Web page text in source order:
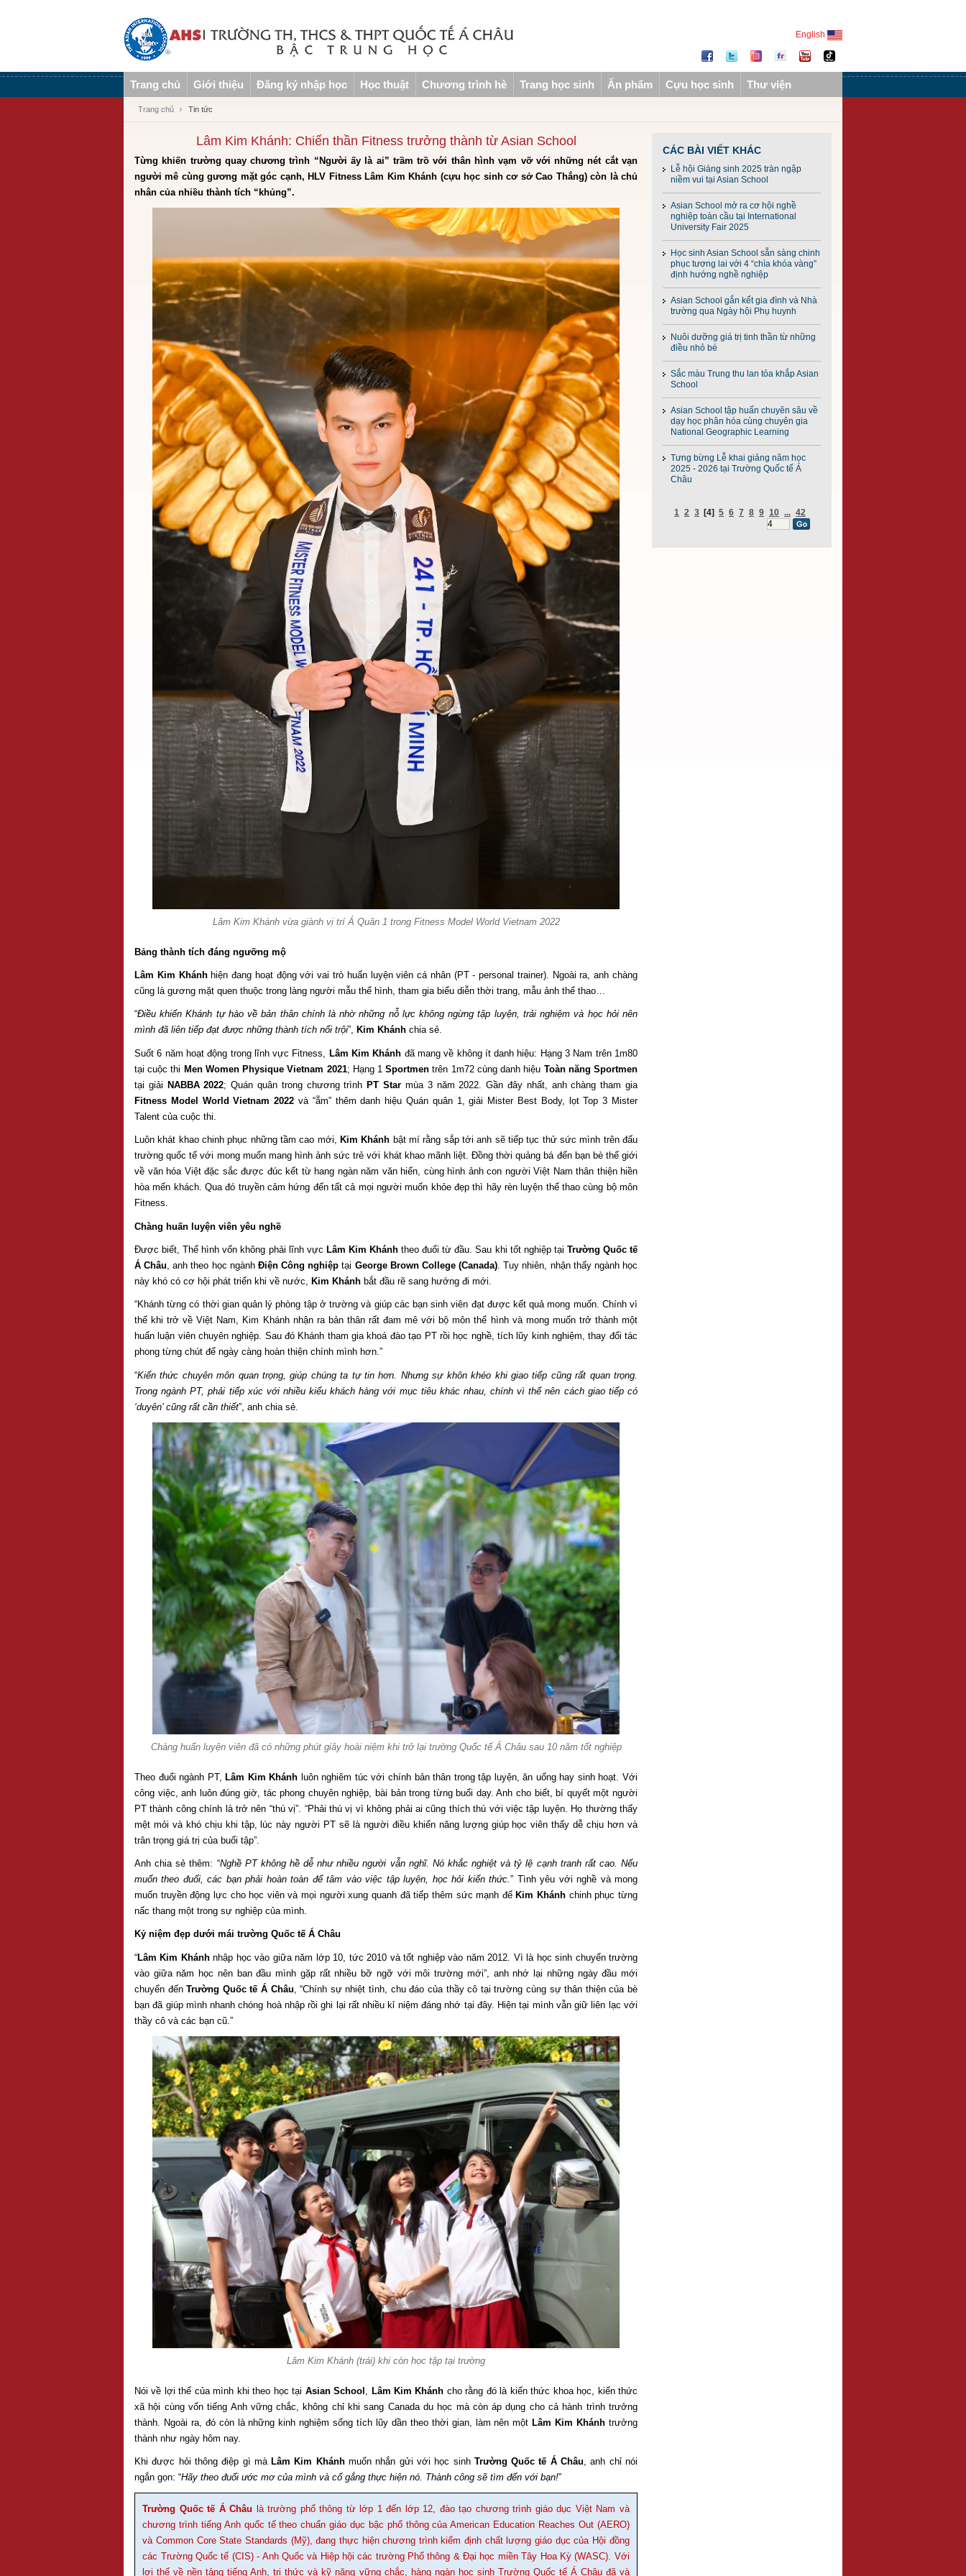
English
Trang chủ Giới thiệu Đăng ký nhập học Học thuật Chương trình hè Trang học sinh Ấn phẩm Cựu học sinh Thư viện
Trang chủ Tin tức
Lâm Kim Khánh: Chiến thần Fitness trưởng thành từ Asian School
Từng khiến trường quay chương trình “Người ấy là ai” trầm trồ với thân hình vạm vỡ với những nét cắt vạn
người mê cùng gương mặt góc cạnh, HLV Fitness Lâm Kim Khánh (cựu học sinh cơ sở Cao Thắng) còn là chủ
nhân của nhiều thành tích “khủng”.
Lâm Kim Khánh vừa giành vị trí Á Quân 1 trong Fitness Model World Vietnam 2022
Bảng thành tích đáng ngưỡng mộ
Lâm Kim Khánhhiện đang hoạt động với vai trò huấn luyện viên cá nhân (PT - personal trainer). Ngoài ra, anh chàng
cũng là gương mặt quen thuộc trong làng người mẫu thể hình, tham gia biểu diễn thời trang, mẫu ảnh thể thao…
“Điều khiến Khánh tự hào về bản thân chính là nhờ những nỗ lực không ngừng tập luyện, trải nghiệm và học hỏi nên
mình đã liên tiếp đạt được những thành tích nổi trội”, Kim Khánh chia sẻ.
Suốt 6 năm hoạt động trong lĩnh vực Fitness, Lâm Kim Khánh đã mang về không ít danh hiệu: Hạng 3 Nam trên 1m80
tại cuộc thi Men Women Physique Vietnam 2021; Hạng 1Sportmen trên 1m72 cùng danh hiệu Toàn năng Sportmen
tại giải NABBA 2022; Quán quân trong chương trình PT Star mùa 3 năm 2022. Gần đây nhất, anh chàng tham gia
Fitness Model World Vietnam 2022 và “ẵm” thêm danh hiệu Quán quân 1, giải Mister Best Body, lọt Top 3 Mister
Talent của cuộc thi.
Luôn khát khao chinh phục những tầm cao mới, Kim Khánh bật mí rằng sắp tới anh sẽ tiếp tục thử sức mình trên đấu
trường quốc tế với mong muốn mang hình ảnh sức trẻ với khát khao mãnh liệt. Đồng thời quảng bá đến bạn bè thế giới
về văn hóa Việt đặc sắc được đúc kết từ hang ngàn năm văn hiến, cùng hình ảnh con người Việt Nam thân thiện hiền
hòa mến khách. Qua đó truyền cảm hứng đến tất cả mọi người muốn khỏe đẹp thì hãy rèn luyện thể thao cùng bộ môn
Fitness.
Chàng huấn luyện viên yêu nghề
Được biết, Thể hình vốn không phải lĩnh vực Lâm Kim Khánhtheo đuổi từ đầu. Sau khi tốt nghiệp tại Trường Quốc tế
Á Châu , anh theo học ngành Điện Công nghiệp tại George Brown College (Canada) . Tuy nhiên, nhận thấy ngành học
này khó có cơ hội phát triển khi về nước,
Kim Khánh bắt đầu rẽ sang hướng đi mới.
“Khánh từng có thời gian quản lý phòng tập ở trường và giúp các bạn sinh viên đạt được kết quả mong muốn. Chính vì
thế khi trở về Việt Nam, Kim Khánh nhận ra bản thân rất đam mê với bộ môn thể hình và mong muốn trở thành một
huấn luận viên chuyên nghiệp. Sau đó Khánh tham gia khoá đào tạo PT rồi học nghề, tích lũy kinh nghiệm, thay đổi tác
phong từng chút để ngày càng hoàn thiện chính mình hơn.”
“Kiến thức chuyên môn quan trọng, giúp chúng ta tự tin hơn. Nhưng sự khôn khéo khi giao tiếp cũng rất quan trọng.
Trong ngành PT, phải tiếp xúc với nhiều kiểu khách hàng với mục tiêu khác nhau, chính vì thế nên cách giao tiếp có
‘duyên’ cũng rất cần thiết”, anh chia sẻ.
Chàng huấn luyện viên đã có những phút giây hoài niệm khi trở lại trường Quốc tế Á Châu sau 10 năm tốt nghiệp
Theo đuổi ngành PT,Lâm Kim Khánh luôn nghiêm túc với chính bản thân trong tập luyện, ăn uống hay sinh hoạt. Với
công việc, anh luôn đúng giờ, tác phong chuyên nghiệp, bài bản trong từng buổi dạy. Anh cho biết, bí quyết một người
PT thành công chính là trở nên “thú vị”. “Phải thú vị vì không phải ai cũng thích thú với việc tập luyện. Họ thường thấy
mệt mỏi và khó chịu khi tập, lúc này người PT sẽ là người điều khiển năng lượng giúp học viên thấy dễ chịu hơn và
trân trọng giá trị của buổi tập”.
Anh chia sẻ thêm: “Nghề PT không hề dễ như nhiều người vẫn nghĩ. Nó khắc nghiệt và tỷ lệ cạnh tranh rất cao. Nếu
muốn theo đuổi, các bạn phải hoàn toàn để tâm vào việc tập luyện, học hỏi kiến thức.” Tình yêu với nghề và mong
muốn truyền động lực cho học viên và mọi người xung quanh đã tiếp thêm sức mạnh để Kim Khánh chinh phục từng
nấc thang một trong sự nghiệp của mình.
Kỷ niệm đẹp dưới mái trường Quốc tế Á Châu
“Lâm Kim Khánhnhập học vào giữa năm lớp 10, tức 2010 và tốt nghiệp vào năm 2012. Vì là học sinh chuyển trường
vào giữa năm học nên ban đầu mình gặp rất nhiều bỡ ngỡ với môi trường mới”, anh nhớ lại những ngày đầu mới
chuyển đếnTrường Quốc tế Á Châu , “Chính sự nhiệt tình, chu đáo của thầy cô tại trường cùng sự thân thiện của bè
bạn đã giúp mình nhanh chóng hoà nhập rồi ghi lại rất nhiều kỉ niệm đáng nhớ tại đây. Hiện tại mình vẫn giữ liên lạc với
thầy cô và các bạn cũ.”
Lâm Kim Khánh (trái) khi còn học tập tại trường
Nói về lợi thế của mình khi theo học tại Asian School Lâm Kim Khánh cho rằng đó là kiến thức khoa học, kiến thức
xã hội cùng vốn tiếng Anh vững chắc, không chỉ khi sang Canada du học mà còn áp dụng cho cả hành trình trưởng
thành. Ngoài ra, đó còn là những kinh nghiệm sống tích lũy dần theo thời gian, làm nên mộtLâm Kim Khánh trưởng
thành như ngày hôm nay.
Khi được hỏi thông điệp gì mà Lâm Kim Khánhmuốn nhắn gửi với học sinh Trường Quốc tế Á Châu, anh chỉ nói
ngắn gọn: “Hãy theo đuổi ước mơ của mình và cố gắng thực hiện nó. Thành công sẽ tìm đến với bạn!”
Trường Quốc tế Á Châu là trường phổ thông từ lớp 1 đến lớp 12, đào tạo chương trình giáo dục Việt Nam và
chương trình tiếng Anh quốc tế theo chuẩn giáo dục bậc phổ thông của American Education Reaches Out (AERO)
và Common Core State Standards (Mỹ), đang thực hiện chương trình kiểm định chất lượng giáo dục của Hội đồng
các Trường Quốc tế (CIS) - Anh Quốc và Hiệp hội các trường Phổ thông & Đại học miền Tây Hoa Kỳ (WASC). Với
lợi thế về nền tảng tiếng Anh, tri thức và kỹ năng vững chắc, hàng ngàn học sinh Trường Quốc tế Á Châu đã và
CÁC BÀI VIẾT KHÁC
Lễ hội Giáng sinh 2025 tràn ngập
niềm vui tại Asian School
Asian School mở ra cơ hội nghề
nghiệp toàn cầu tại International
University Fair 2025
Học sinh Asian School sẵn sàng chinh
phục tương lai với 4 “chìa khóa vàng”
định hướng nghề nghiệp
Asian School gắn kết gia đình và Nhà
trường qua Ngày hội Phụ huynh
Nuôi dưỡng giá trị tinh thần từ những
điều nhỏ bé
Sắc màu Trung thu lan tỏa khắp Asian
School
Asian School tập huấn chuyên sâu về
dạy học phân hóa cùng chuyên gia
National Geographic Learning
Tưng bừng Lễ khai giảng năm học
2025 - 2026 tại Trường Quốc tế Á
Châu
1 2 3 [4] 5 6 7 8 9 10 ... 42